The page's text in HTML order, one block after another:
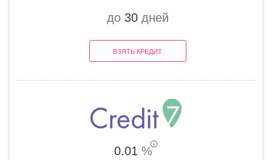
до 30дней
ВЗЯТЬ КРЕДИТ
0.01 %